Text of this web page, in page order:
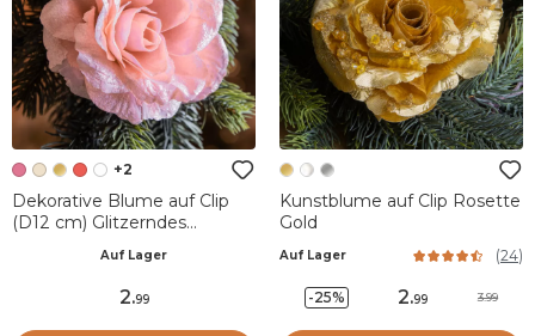
+2
Dekorative Blume auf Clip
(D12 cm) Glitzerndes
Auf Lager
2.99
Kunstblume auf Clip Rosette
Gold
Auf Lager (24)
-25% 2.99 3.99